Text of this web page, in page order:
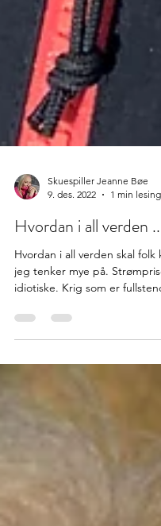
9. des. 2022
1 min lesing
Hvordan i all verden
Hvordan i all verden skal folk
idiotiske. Krig som er